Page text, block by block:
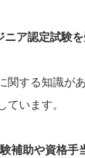
ア認定試験
関する知識が
います。
補助や資格手